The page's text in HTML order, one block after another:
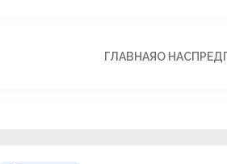
ГЛАВНАЯО НАС